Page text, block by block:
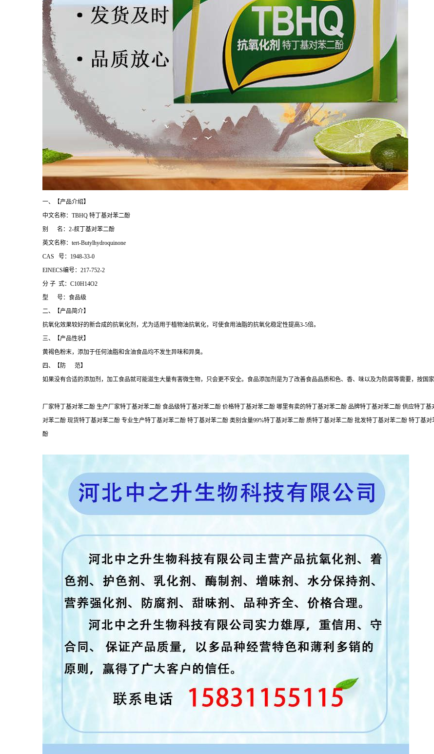
一、【产品介绍】
中文名称：TBHQ 特丁基对苯二酚
别 名：2-叔丁基对苯二酚
英文名称：tert-Butylhydroquinone
CAS 号：1948-33-0
EINECS编号：217-752-2
分 子 式：C10H14O2
型 号：食品级
二、【产品简介】
抗氧化效果较好的新合成的抗氧化剂，尤为适用于植物油抗氧化，可使食用油脂的抗氧化稳定性提高3-5倍。
三、【产品性状】
黄褐色粉末，添加于任何油脂和含油食品均不发生异味和异臭。
四、【防 范】
如果没有合适的添加剂，加工食品就可能滋生大量有害微生物，只会更不安全。食品添加剂是为了改善食品品质和色、香、味以及为防腐等需要，按国
厂家特丁基对苯二酚 生产厂家特丁基对苯二酚 食品级特丁基对苯二酚 价格特丁基对苯二酚 哪里有卖的特丁基对苯二酚 品牌特丁基对苯二酚 供应特丁
对苯二酚 现货特丁基对苯二酚 专业生产特丁基对苯二酚 特丁基对苯二酚 类别含量99%特丁基对苯二酚 质特丁基对苯二酚 批发特丁基对苯二酚 特丁基
酚